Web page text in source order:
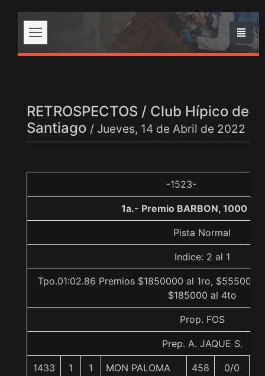
RETROSPECTOS / Club Hípico de
Santiago / Jueves, 14 de Abril de 2022
-1523-
1a.- Premio BARBON, 1000
Pista Normal
Indice: 2 al 1
Tpo.01:02.86 Premios $1850000 al 1ro, $555000
$185000 al 4to
Prop. FOS
Prep. A. JAQUE S.
1433 1 1 MON PALOMA 458 0/0